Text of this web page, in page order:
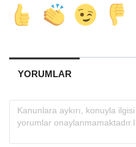
YORUMLAR